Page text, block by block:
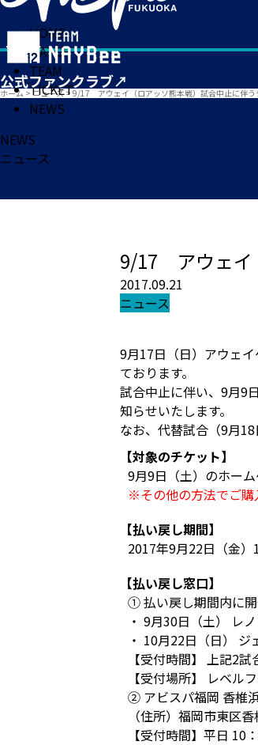
HOME
MATCH
TEAM
TICKET
NEWS
ホーム > ニュース> 9/17 アウェイ（ロアッソ熊本戦）試合中止に伴う
NEWS
ニュース
9/17 アウェイ
2017.09.21
ニュース
9月17日（日）アウェ
ております。
試合中止に伴い、9月9
知らせいたします。
なお、代替試合（9月
【対象のチケット】
9月9日（土）のホー
※その他の方法でご購
【払い戻し期間】
2017年9月22日（金
【払い戻し窓口】
① 払い戻し期間内に
・ 9月30日（土） レ
・ 10月22日（日）
【受付時間】 上記2
【受付場所】 レベ
② アビスパ福岡 香椎
（住所）福岡市東区
【受付時間】平日 10